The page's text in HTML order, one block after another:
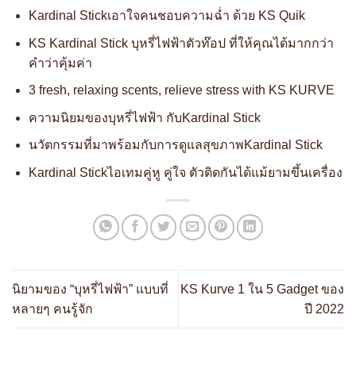
Kardinal Stickเอาใจคนชอบความฉ่ำ ด้วย KS Quik
KS Kardinal Stick บุหรี่ไฟฟ้าตัวท๊อป ที่ให้คุณได้มากกว่า
คำว่าคุ้มค่า
3 fresh, relaxing scents, relieve stress with KS KURVE
ความนิยมของบุหรี่ไฟฟ้า กับKardinal Stick
นวัตกรรมที่มาพร้อมกับการดูแลสุขภาพKardinal Stick
Kardinal Stickไอเทมคู่หู คู่ใจ ตัวติดกันได้แม้ยามขึ้นเครื่อง
นิยามของ “บุหรี่ไฟฟ้า” แบบที่
หลายๆ คนรู้จัก
KS Kurve 1 ใน 5 Gadget ของ
ปี 2022